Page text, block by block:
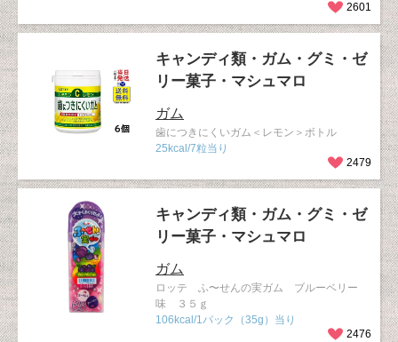
2601
キャンディ類・ガム・グミ・ゼ
リー菓子・マシュマロ
ガム
歯につきにくいガム＜レモン＞ボトル
25kcal/7粒当り
2479
キャンディ類・ガム・グミ・ゼ
リー菓子・マシュマロ
ガム
ロッテ ふ〜せんの実ガム ブルーベリー
味 ３５ｇ
106kcal/1パック（35g）当り
2476